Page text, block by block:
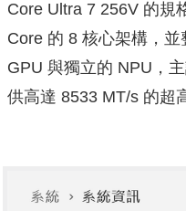
Core Ultra 7 256V 的規
Core 的 8 核心架構，
GPU 與獨立的 NPU，
供高達 8533 MT/s 的超